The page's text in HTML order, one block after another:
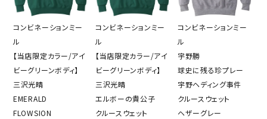
コンビネーションミー
ル
【当店限定カラー/アイ
ビーグリーンボディ】
三沢光晴
EMERALD
FLOWSION
コンビネーションミー
ル
【当店限定カラー/アイ
ビーグリーンボディ】
三沢光晴
エルボーの貴公子
クルースウェット
コンビネーションミー
ル
宇野勝
球史に残る珍プレー
宇野ヘディング事件
クルースウェット
ヘザーグレー